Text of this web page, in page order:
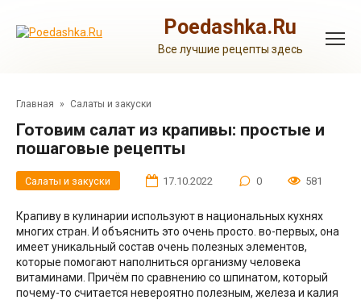
контенту
Poedashka.Ru
Все лучшие рецепты здесь
Главная » Салаты и закуски
Готовим салат из крапивы: простые и
пошаговые рецепты
Салаты и закуски 17.10.2022 0 581
Крапиву в кулинарии используют в национальных кухнях
многих стран. И объяснить это очень просто. во-первых, она
имеет уникальный состав очень полезных элементов,
которые помогают наполниться организму человека
витаминами. Причём по сравнению со шпинатом, который
почему-то считается невероятно полезным, железа и калия